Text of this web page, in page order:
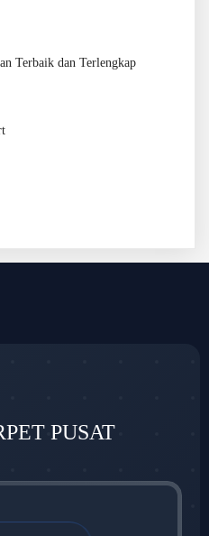
Terbaik dan Terlengkap
PUSAT